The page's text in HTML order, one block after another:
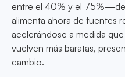
entre el 40% y el 75%—de
alimenta ahora de fuentes
acelerándose a medida
vuelven más baratas,
cambio.